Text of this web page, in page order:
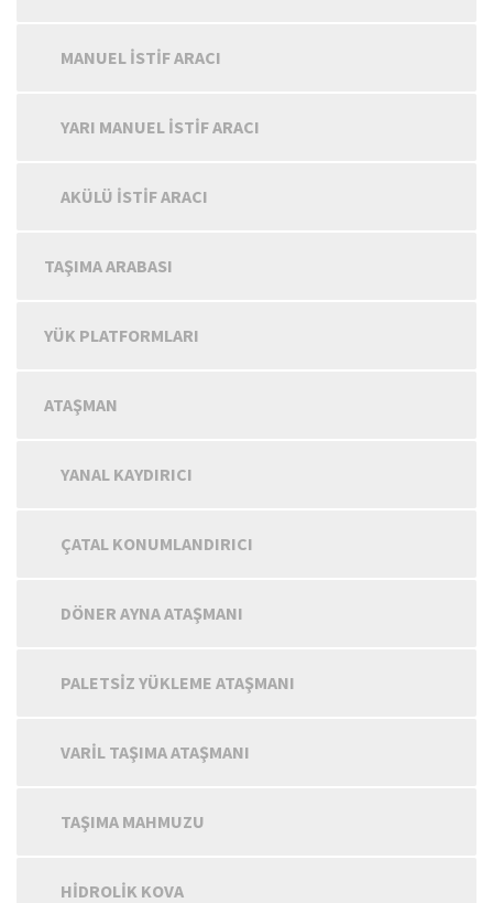
MANUEL İSTIF ARACI
YARI MANUEL İSTIF ARACI
AKÜLÜ İSTIF ARACI
TAŞIMA ARABASI
YÜK PLATFORMLARI
ATAŞMAN
YANAL KAYDIRICI
ÇATAL KONUMLANDIRICI
DÖNER AYNA ATAŞMANI
PALETSIZ YÜKLEME ATAŞMANI
VARIL TAŞIMA ATAŞMANI
TAŞIMA MAHMUZU
HIDROLIK KOVA